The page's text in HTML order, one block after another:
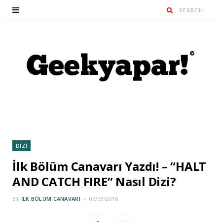
DİZİ
İlk Bölüm Canavarı Yazdı! – “HALT
AND CATCH FIRE” Nasıl Dizi?
BY İLK BÖLÜM CANAVARI 07/09/2016